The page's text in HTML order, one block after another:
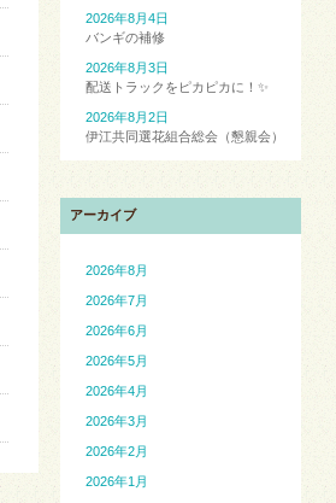
2026年8月4日
バンギの補修
2026年8月3日
配送トラックをピカピカに！✨
2026年8月2日
伊江共同選花組合総会（懇親会）
アーカイブ
2026年8月
2026年7月
2026年6月
2026年5月
2026年4月
2026年3月
2026年2月
2026年1月